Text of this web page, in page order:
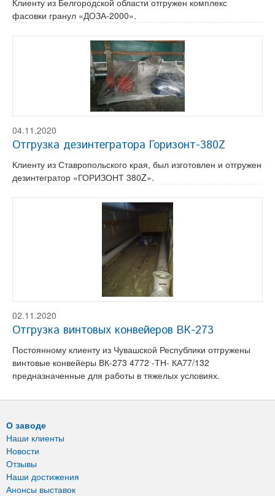
Клиенту из Белгородской области отгружен комплекс
фасовки гранул «ДОЗА-2000».
04.11.2020
Отгрузка дезинтегратора Горизонт-380Z
Клиенту из Ставропольского края, был изготовлен и отгружен
дезинтегратор «ГОРИЗОНТ 380Z».
02.11.2020
Отгрузка винтовых конвейеров ВК-273
Постоянному клиенту из Чувашской Республики отгружены
винтовые конвейеры ВК-273 4772 -ТН- КА77/132
предназначенные для работы в тяжелых условиях.
О заводе
Наши клиенты
Новости
Отзывы
Наши достижения
Анонсы выставок